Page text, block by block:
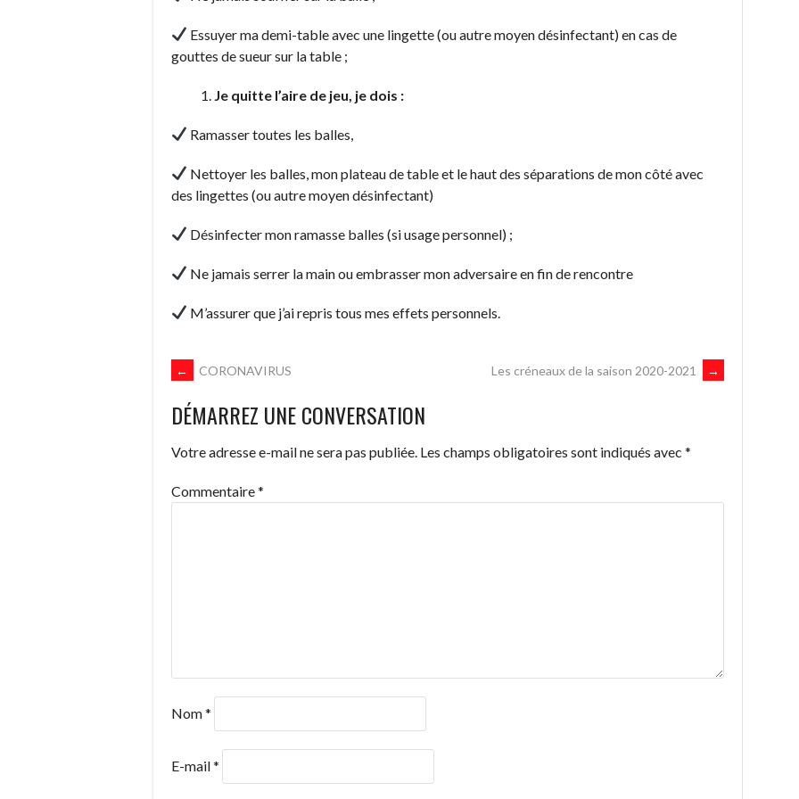
Essuyer ma demi-table avec une lingette (ou autre moyen désinfectant) en cas de
gouttes de sueur sur la table ;
Je quitte l’aire de jeu, je dois :
Ramasser toutes les balles,
Nettoyer les balles, mon plateau de table et le haut des séparations de mon côté avec
des lingettes (ou autre moyen désinfectant)
Désinfecter mon ramasse balles (si usage personnel) ;
Ne jamais serrer la main ou embrasser mon adversaire en fin de rencontre
M’assurer que j’ai repris tous mes effets personnels.
NAVIGATION
DES
ARTICLES
← CORONAVIRUS Les créneaux de la saison 2020-2021 →
DÉMARREZ UNE CONVERSATION
Votre adresse e-mail ne sera pas publiée. Les champs obligatoires sont indiqués avec *
Commentaire*
Nom*
E-mail*